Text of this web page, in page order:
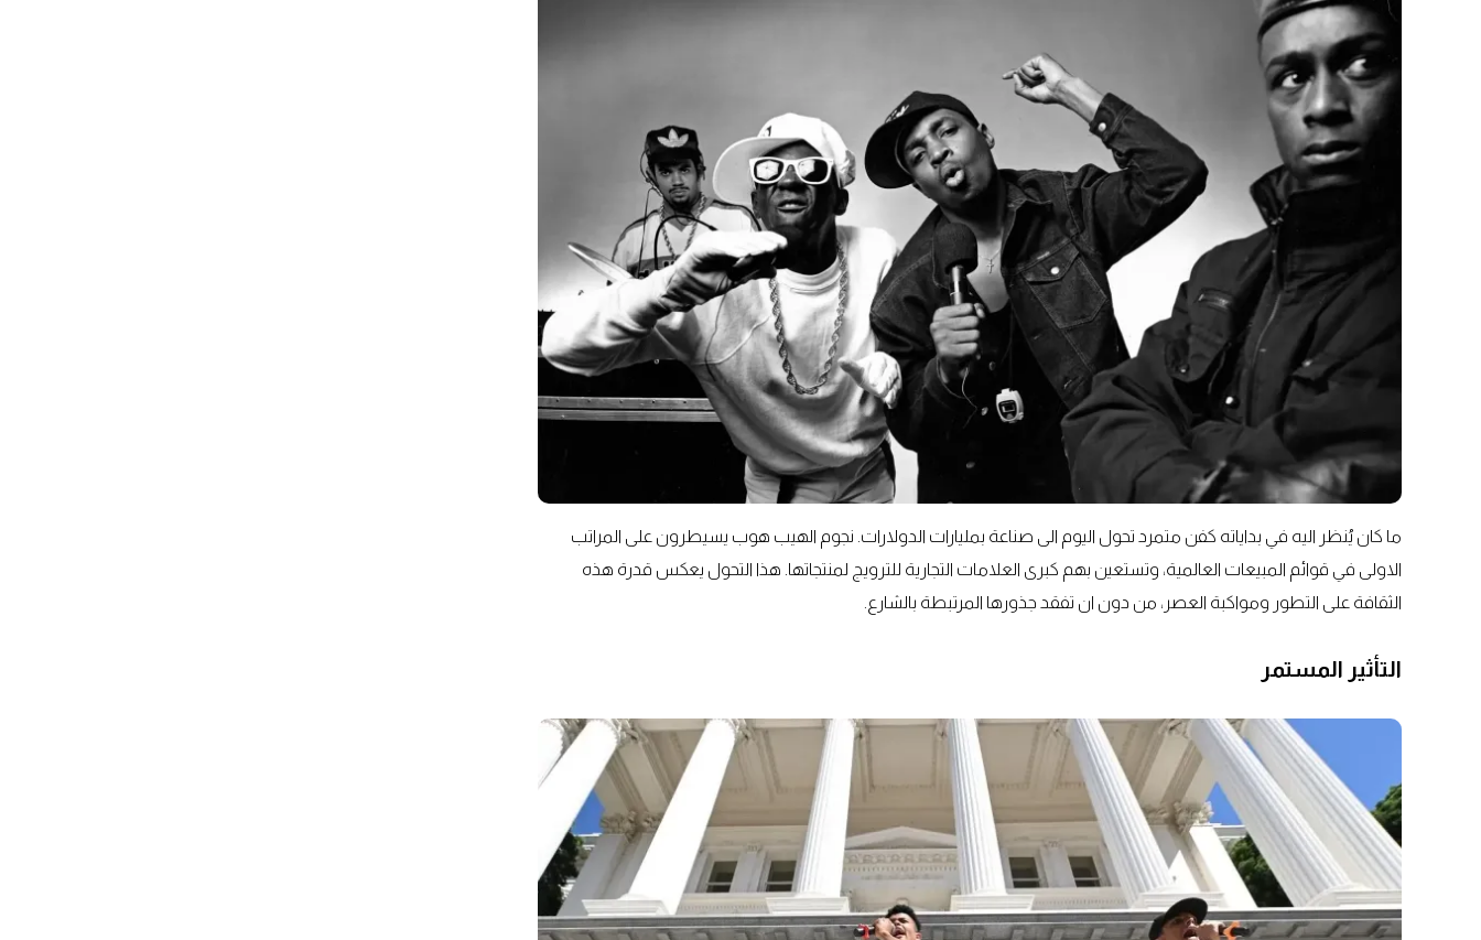
ما كان يُنظر اليه في بداياته كفن متمرد تحول اليوم الى صناعة بمليارات الدولارات. نجوم الهيب هوب يسيطرون على المراتب
الاولى في قوائم المبيعات العالمية، وتستعين بهم كبرى العلامات التجارية للترويج لمنتجاتها. هذا التحول يعكس قدرة هذه
الثقافة على التطور ومواكبة العصر، من دون ان تفقد جذورها المرتبطة بالشارع.
التأثير المستمر